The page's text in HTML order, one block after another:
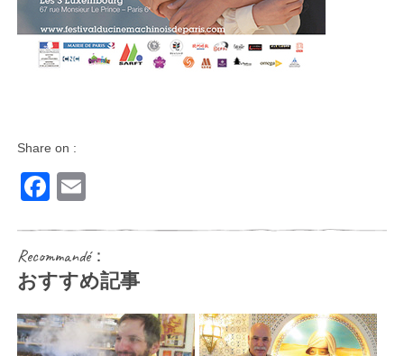
Share on :
Facebook
Recommandé：
おすすめ記事